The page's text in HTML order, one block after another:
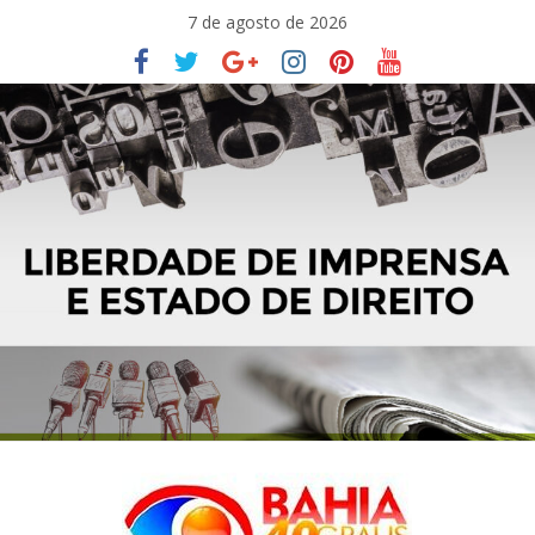
conteúdo
7 de agosto de 2026